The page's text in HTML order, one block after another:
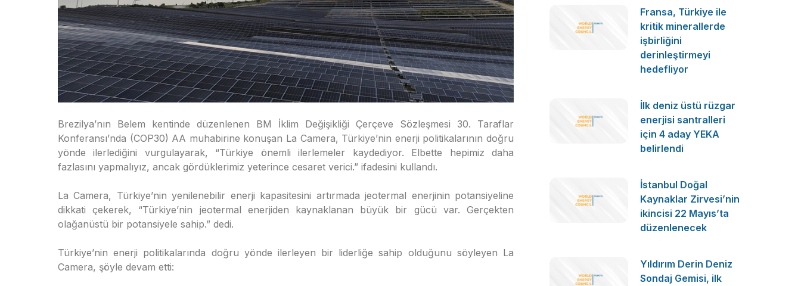
Brezilya’nın Belem kentinde düzenlenen BM İklim Değişikliği Çerçeve Sözleşmesi 30. Taraflar
Konferansı’nda (COP30) AA muhabirine konuşan La Camera, Türkiye’nin enerji politikalarının doğru
yönde ilerlediğini vurgulayarak, “Türkiye önemli ilerlemeler kaydediyor. Elbette hepimiz daha
fazlasını yapmalıyız, ancak gördüklerimiz yeterince cesaret verici.” ifadesini kullandı.
La Camera, Türkiye’nin yenilenebilir enerji kapasitesini artırmada jeotermal enerjinin potansiyeline
dikkati çekerek, “Türkiye’nin jeotermal enerjiden kaynaklanan büyük bir gücü var. Gerçekten
olağanüstü bir potansiyele sahip.” dedi.
Türkiye’nin enerji politikalarında doğru yönde ilerleyen bir liderliğe sahip olduğunu söyleyen La
Camera, şöyle devam etti:
Fransa, Türkiye ile
kritik minerallerde
işbirliğini
derinleştirmeyi
hedefliyor
İlk deniz üstü rüzgar
enerjisi santralleri
için 4 aday YEKA
belirlendi
İstanbul Doğal
Kaynaklar Zirvesi’nin
ikincisi 22 Mayıs’ta
düzenlenecek
Yıldırım Derin Deniz
Sondaj Gemisi, ilk